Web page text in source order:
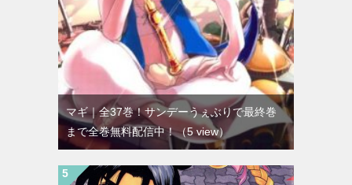
マギ｜全37巻！サンデーうぇぶりで最終巻
まで全巻無料配信中！（5 view）